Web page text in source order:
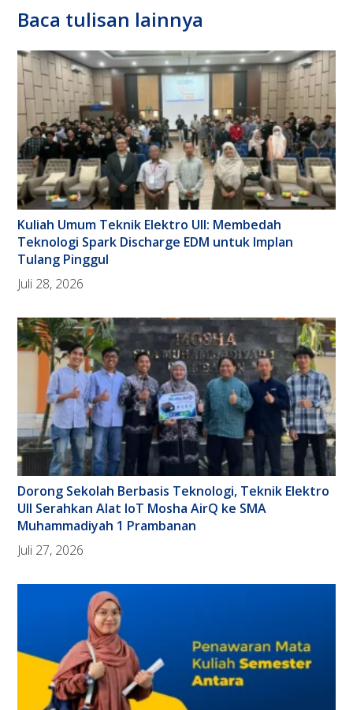
Baca tulisan lainnya
Kuliah Umum Teknik Elektro UII: Membedah
Teknologi Spark Discharge EDM untuk Implan
Tulang Pinggul
Juli 28, 2026
Dorong Sekolah Berbasis Teknologi, Teknik Elektro
UII Serahkan Alat IoT Mosha AirQ ke SMA
Muhammadiyah 1 Prambanan
Juli 27, 2026